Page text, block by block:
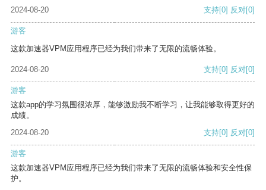
2024-08-20 支持[0] 反对[0]
游客
这款加速器VPM应用程序已经为我们带来了无限的流畅体验。
2024-08-20 支持[0] 反对[0]
游客
这款app的学习氛围很浓厚，能够激励我不断学习，让我能够取得更好的
成绩。
2024-08-20
支持[0] 反对[0]
游客
这款加速器VPM应用程序已经为我们带来了无限的流畅体验和安全性保
护。